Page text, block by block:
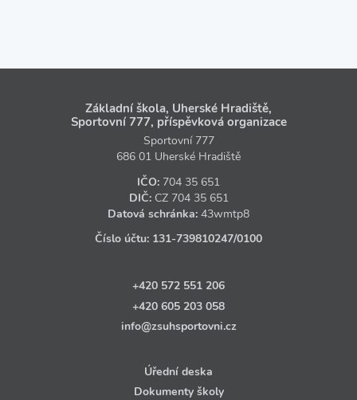
Základní škola, Uherské Hradiště,
Sportovní 777, příspěvková organizace
Sportovní 777
686 01 Uherské Hradiště
IČO: 704 35 651
DIČ: CZ 704 35 651
Datová schránka: 43wmtp8
Číslo účtu: 131‑739810247/0100
+420 572 551 206
+420 605 203 058
info@zsuhsportovni.cz
Úřední deska
Dokumenty školy